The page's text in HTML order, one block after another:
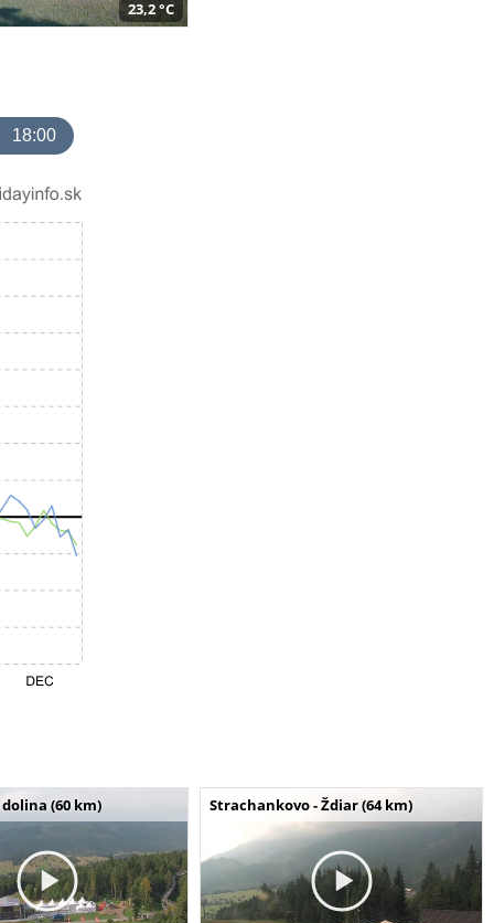
23,2 °C
18:00
(60 km) Strachankovo - Ždiar (64 km)